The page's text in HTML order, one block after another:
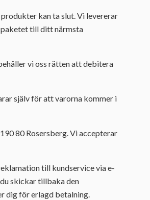
kan ta slut. Vi levererar
till ditt närmsta
vi oss rätten att debitera
själv för att varorna kommer i
80 Rosersberg. Vi accepterar
till kundservice via e-
skickar tillbaka den
dig för erlagd betalning.